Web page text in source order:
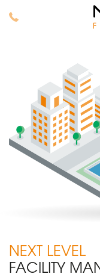
NEXT LEVEL
FACILITY